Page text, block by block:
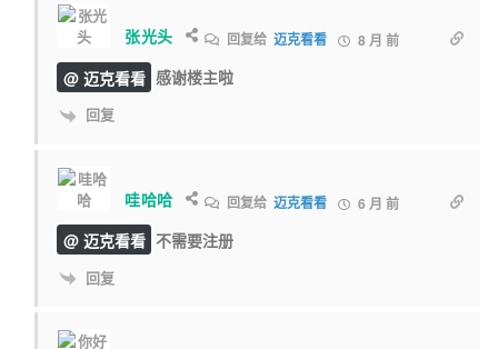
张光头 回复给迈克看看 8 月 前
@ 迈克看看 感谢楼主啦
回复
哇哈哈 回复给迈克看看 6 月 前
@ 迈克看看 不需要注册
回复